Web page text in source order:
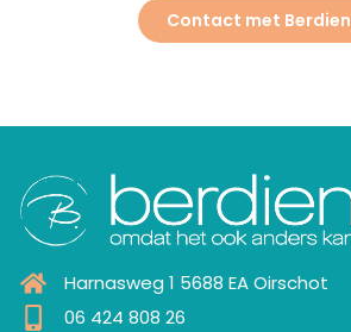
Contact met Berdien
Harnasweg 1 5688 EA Oirschot
06 424 808 26